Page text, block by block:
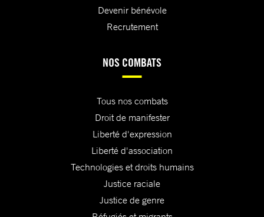
Devenir bénévole
Recrutement
NOS COMBATS
Tous nos combats
Droit de manifester
Liberté d'expression
Liberté d'association
Technologies et droits humains
Justice raciale
Justice de genre